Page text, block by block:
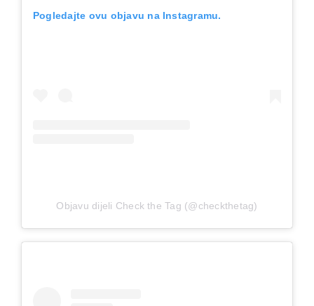
Pogledajte ovu objavu na Instagramu.
Objavu dijeli Check the Tag (@checkthetag)